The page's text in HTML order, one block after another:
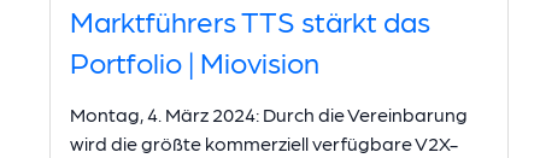
Marktführers TTS stärkt das
Portfolio | Miovision
Montag, 4. März 2024: Durch die Vereinbarung
wird die größte kommerziell verfügbare V2X-